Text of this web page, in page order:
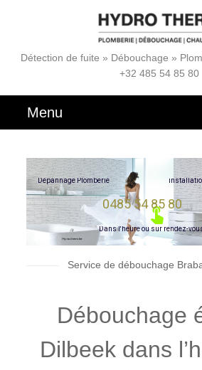
Détection de fuite » Débouchage »
+32 485 54 85 80
Menu
Dépannage Plomberie
0485 54 85 80
installatio
Dansl'heureousur rendez-vou
Service de débouchage
Débouchage
Dilbeek dans